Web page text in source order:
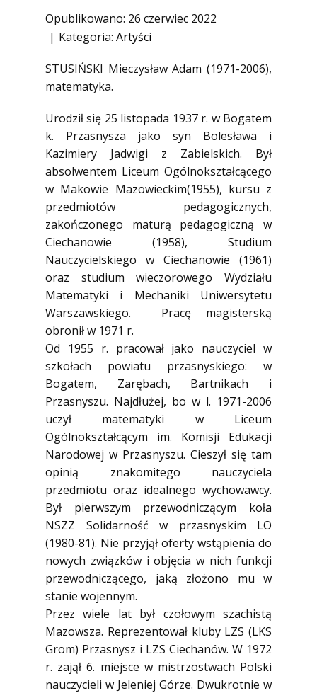
Ofiary zbrodni katyńskiej
Antykomunistyczne podziemie
zbrojne
Opozycja demokratyczna w PRL
Artyści
Badacze
Społecznicy
Opublikowano: 26 czerwiec 2022
Kategoria: Artyści
STUSIŃSKI Mieczysław Adam (1971-2006),
matematyka.
Urodził się 25 listopada 1937 r. w Bogatem
k. Przasnysza jako syn Bolesława i
Kazimiery Jadwigi z Zabielskich. Był
absolwentem Liceum Ogólnokształcącego
w Makowie Mazowieckim(1955), kursu z
przedmiotów pedagogicznych,
zakończonego maturą pedagogiczną w
Ciechanowie (1958), Studium
Nauczycielskiego w Ciechanowie (1961)
oraz studium wieczorowego Wydziału
Matematyki i Mechaniki Uniwersytetu
Warszawskiego. Pracę magisterską
obronił w 1971 r.
Od 1955 r. pracował jako nauczyciel w
szkołach powiatu przasnyskiego: w
Bogatem, Zarębach, Bartnikach i
Przasnyszu. Najdłużej, bo w l. 1971-2006
uczył matematyki w Liceum
Ogólnokształcącym im. Komisji Edukacji
Narodowej w Przasnyszu. Cieszył się tam
opinią znakomitego nauczyciela
przedmiotu oraz idealnego wychowawcy.
Był pierwszym przewodniczącym koła
NSZZ Solidarność w przasnyskim LO
(1980-81). Nie przyjął oferty wstąpienia do
nowych związków i objęcia w nich funkcji
przewodniczącego, jaką złożono mu w
stanie wojennym.
Przez wiele lat był czołowym szachistą
Mazowsza. Reprezentował kluby LZS (LKS
Grom) Przasnysz i LZS Ciechanów. W 1972
r. zajął 6. miejsce w mistrzostwach Polski
nauczycieli w Jeleniej Górze. Dwukrotnie w